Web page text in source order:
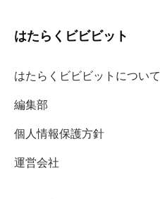
はたらくビビビット
はたらくビビビットについて
編集部
個人情報保護方針
運営会社